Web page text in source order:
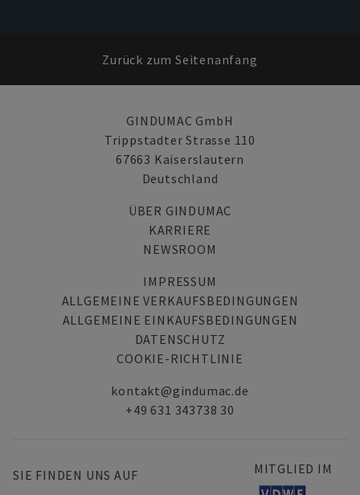
Zurück zum Seitenanfang
GINDUMAC GmbH
Trippstadter Strasse 110
67663 Kaiserslautern
Deutschland
ÜBER GINDUMAC
KARRIERE
NEWSROOM
IMPRESSUM
ALLGEMEINE VERKAUFSBEDINGUNGEN
ALLGEMEINE EINKAUFSBEDINGUNGEN
DATENSCHUTZ
COOKIE-RICHTLINIE
kontakt@gindumac.de
+49 631 343738 30
SIE FINDEN UNS AUF MITGLIED IM